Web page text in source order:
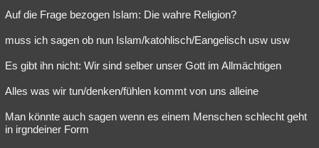
Auf die Frage bezogen Islam: Die wahre Religion?
muss ich sagen ob nun Islam/katohlisch/Eangelisch usw usw
Es gibt ihn nicht: Wir sind selber unser Gott im Allmächtigen
Alles was wir tun/denken/fühlen kommt von uns alleine
Man könnte auch sagen wenn es einem Menschen schlecht geht
in irgndeiner Form